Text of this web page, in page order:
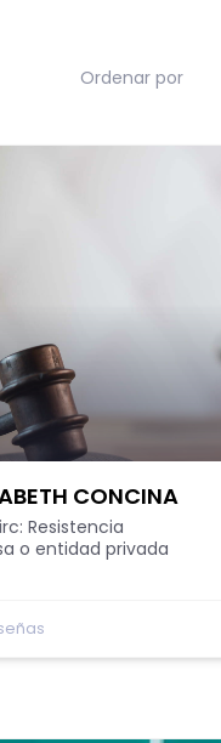
Ordenar por
CONCINA
Resistencia
o entidad privada